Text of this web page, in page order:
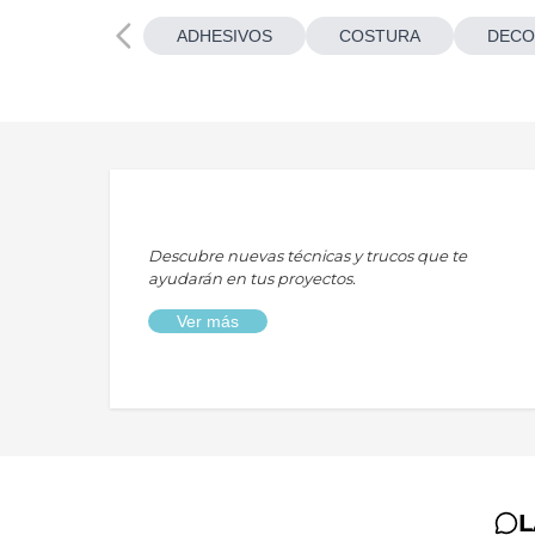
ADHESIVOS COSTURA
Descubre nuevas técnicas y trucos que te
ayudarán en tus proyectos.
Ver más